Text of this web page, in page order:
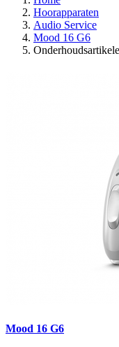
Hoorapparaten
Audio Service
Mood 16 G6
Mood 16 G6